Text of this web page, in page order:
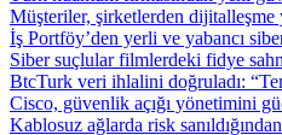
Müşteriler, şirketlerden dijitalleşme
İş Portföy’den yerli ve yabancı
Siber suçlular filmlerdeki fidye
BtcTurk veri ihlalini doğruladı:
Cisco, güvenlik açığı yönetimini
Kablosuz ağlarda risk